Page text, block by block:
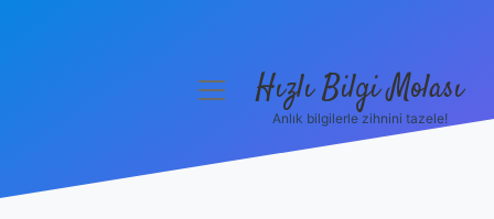
menüyüHızlı Bilgi Molası
Anlık bilgilerle zihnini tazele!